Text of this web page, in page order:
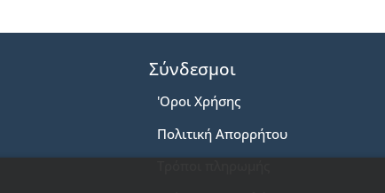
Σύνδεσμοι
'Οροι Χρήσης
Πολιτική Απορρήτου